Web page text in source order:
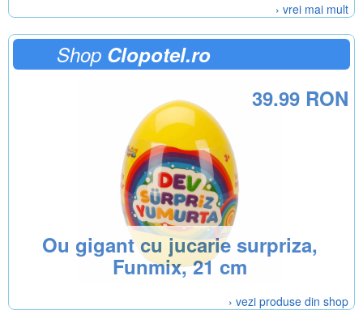
› vrei mai mult
Shop Clopotel.ro
Ou gigant cu jucarie surpriza,
Funmix, 21 cm
39.99 RON
› vezi produse din shop